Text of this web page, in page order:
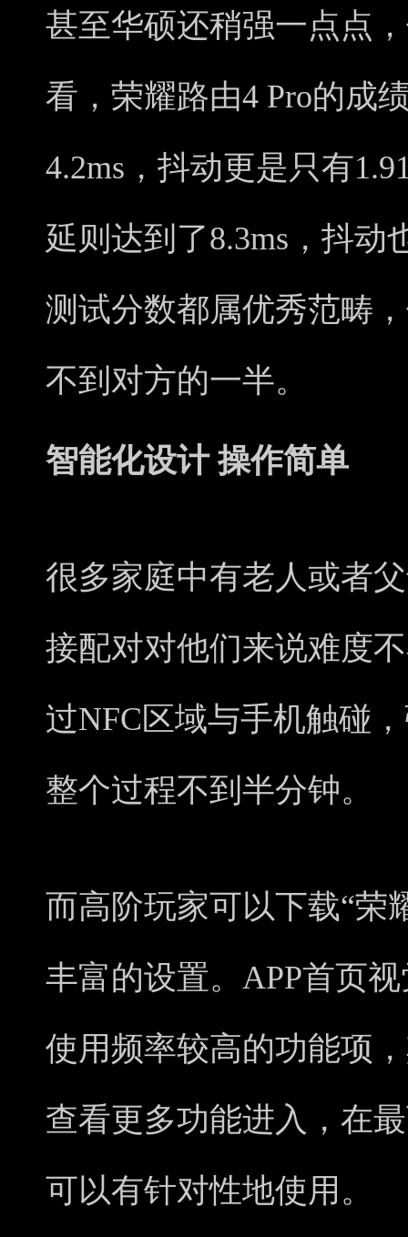
甚至华硕还稍强一点点
看，荣耀路由4 Pro的成
4.2ms，抖动更是只有
延则达到了8.3ms，抖动
测试分数都属优秀范畴
不到对方的一半。
智能化设计 操作简单
很多家庭中有老人或者
接配对对他们来说难度
过NFC区域与手机触碰
整个过程不到半分钟。
而高阶玩家可以下载“荣
丰富的设置。APP首页
使用频率较高的功能项
查看更多功能进入，在
可以有针对性地使用。